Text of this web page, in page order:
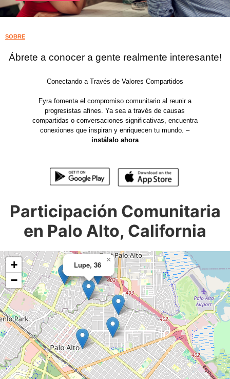
SOBRE
Ábrete a conocer a gente realmente interesante!
Conectando a Través de Valores Compartidos
Fyra fomenta el compromiso comunitario al reunir a
progresistas afines. Ya sea a través de causas
compartidas o conversaciones significativas, encuentra
conexiones que inspiran y enriquecen tu mundo. –
instálalo ahora
Participación Comunitaria
en Palo Alto, California
Lupe, 36
×
+
−